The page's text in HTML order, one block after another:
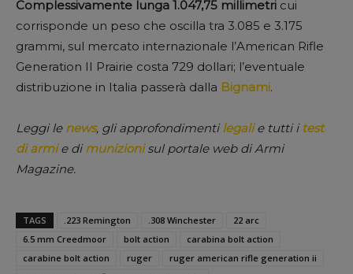
Complessivamente lunga 1.047,75 millimetri cui
corrisponde un peso che oscilla tra 3.085 e 3.175
grammi, sul mercato internazionale l’American Rifle
Generation II Prairie costa 729 dollari; l’eventuale
distribuzione in Italia passerà dalla Bignami.
Leggi le news, gli approfondimentilegalie tutti i test
di armie dimunizionisul portale web di Armi
Magazine.
TAGS .223 Remington .308 Winchester
22 arc
6.5 mm Creedmoor
bolt action
carabina bolt action
carabine bolt action
ruger
ruger american rifle generation ii